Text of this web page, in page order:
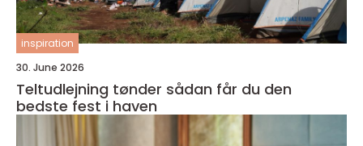
inspiration
30. June 2026
Teltudlejning tønder sådan får du den
bedste fest i haven